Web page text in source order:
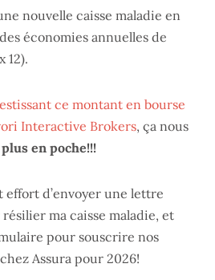
nouvelle caisse maladie en
économies annuelles de
12).
ce montant en bourse
Interactive Brokers, ça nous
plus en poche!!!
d’envoyer une lettre
ma caisse maladie, et
pour souscrire nos
Assura pour 2026!